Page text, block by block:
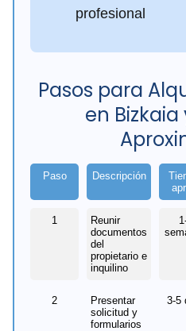
profesional
Pasos para
en
Paso Descripción
1
Reunir
documentos
del
propietario e
inquilino
2
Presentar
solicitud y
formularios
3-5